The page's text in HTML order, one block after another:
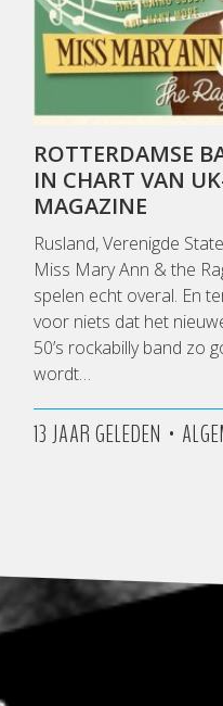
ROTTERDAMSE
IN CHART VAN
MAGAZINE
Rusland, Verenigde
Miss Mary Ann & the
spelen echt overal. En
voor niets dat het
50’s rockabilly band zo
wordt…
13 JAAR GELEDEN •